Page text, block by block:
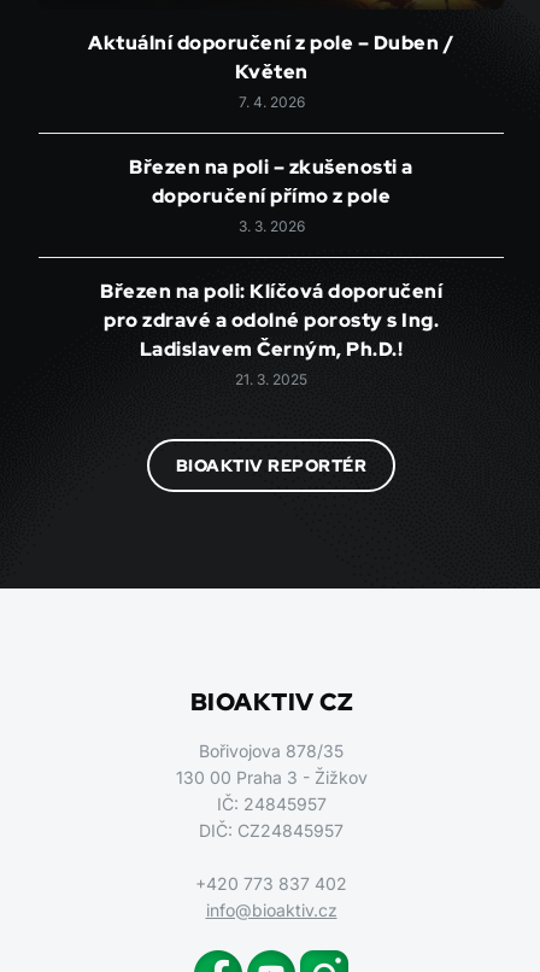
Aktuální doporučení z pole – Duben /
Květen
7. 4. 2026
Březen na poli – zkušenosti a
doporučení přímo z pole
3. 3. 2026
Březen na poli: Klíčová doporučení
pro zdravé a odolné porosty s Ing.
Ladislavem Černým, Ph.D.!
21. 3. 2025
BIOAKTIV REPORTÉR
BIOAKTIV CZ
Bořivojova 878/35
130 00 Praha 3 - Žižkov
IČ: 24845957
DIČ: CZ24845957
+420 773 837 402
info@bioaktiv.cz